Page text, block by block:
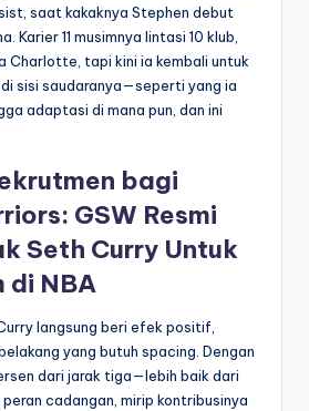
saat kakaknya Stephen debut
Karier 11 musimnya lintasi 10 klub,
Charlotte, tapi kini ia kembali untuk
sisi saudaranya—seperti yang ia
adaptasi di mana pun, dan ini
bagi
GSW Resmi
Seth Curry Untuk
di NBA
langsung beri efek positif,
yang butuh spacing. Dengan
dari jarak tiga—lebih baik dari
cadangan, mirip kontribusinya